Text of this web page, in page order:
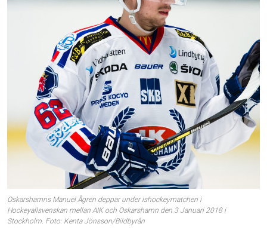
Oskarshamns Manuel Ågren deppar under ishockeymatchen i
Hockeyallsvenskan mellan AIK och Oskarshamn den 3 Januari 2018 i
Stockholm. Foto: Kenta Jönsson/Bildbyrån